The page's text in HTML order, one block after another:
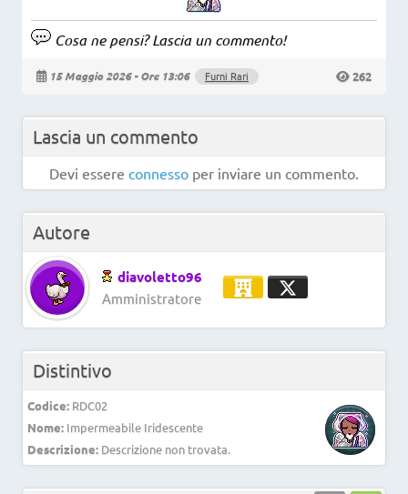
Cosa ne pensi? Lascia un commento!
15 Maggio 2026 - Ore 13:06 Furni Rari 262
Lascia un commento
Devi essere connesso per inviare un commento.
Autore
diavoletto96
Amministratore
Distintivo
Codice: RDC02
Nome: Impermeabile Iridescente
Descrizione: Descrizione non trovata.